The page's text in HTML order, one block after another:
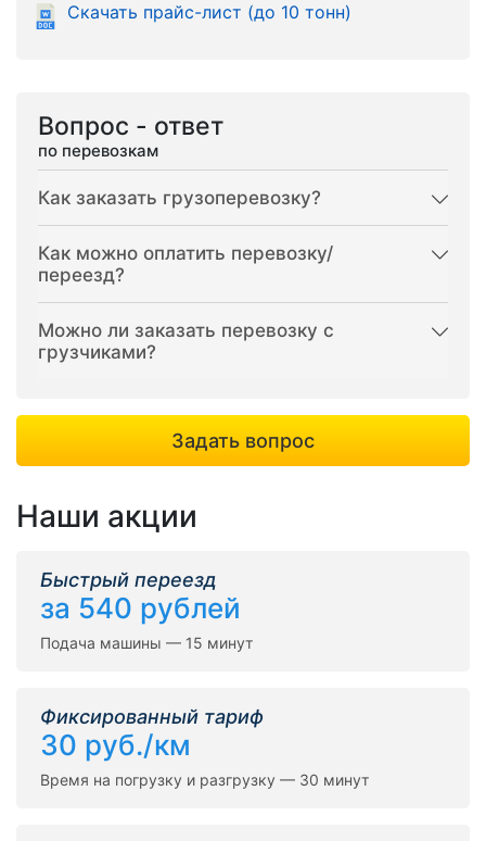
Скачать прайс-лист (до 10 тонн)
Вопрос - ответ
по перевозкам
Как заказать грузоперевозку?
Как можно оплатить перевозку/
переезд?
Можно ли заказать перевозку с
грузчиками?
Задать вопрос
Наши акции
Быстрый переезд
за 540 рублей
Подача машины — 15 минут
Фиксированный тариф
30 руб./км
Время на погрузку и разгрузку — 30 минут